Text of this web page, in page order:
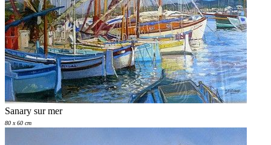
Sanary sur mer
80 x 60 cm